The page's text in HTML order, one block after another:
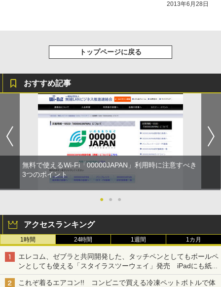
2013年6月28日
トップページに戻る
おすすめ記事
無料で使えるWi-Fi「00000JAPAN」利用時に注意すべき
3つのポイント
● ● ●
アクセスランキング
1時間 24時間 1週間 1カ月
エレコム、ゼブラと共同開発した、タッチペンとしてもボールペ
ンとしても使える「スタイラスツーウェイ」発売 iPadにも紙に
も、持ち替えずに書き込める
これぞ着るエアコン!! コンビニで買える冷凍ペットボトルで体